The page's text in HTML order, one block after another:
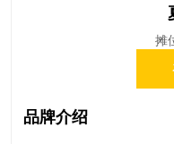
摊
品牌介绍